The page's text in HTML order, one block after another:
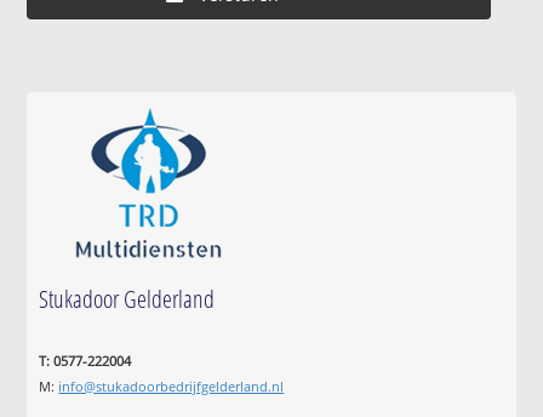
Stukadoor Gelderland
T: 0577-222004
M: info@stukadoorbedrijfgelderland.nl